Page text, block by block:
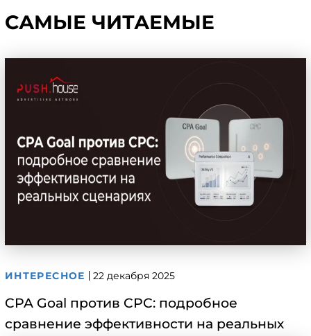
САМЫЕ ЧИТАЕМЫЕ
ИНТЕРЕСНОЕ 22 декабря 2025
CPA Goal против CPC: подробное
сравнение эффективности на реальных